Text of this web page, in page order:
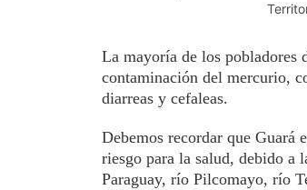
La mayoría de los pobladores
contaminación del mercurio,
diarreas y cefaleas.
Debemos recordar que Guará
riesgo para la salud, debido a
Paraguay, río Pilcomayo, río